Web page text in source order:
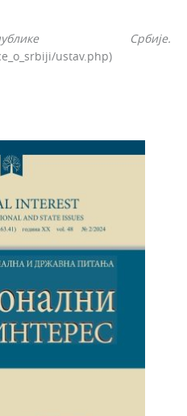
Србије.
ustav.php)